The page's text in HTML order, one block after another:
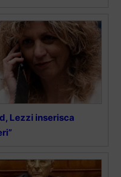
Lezzi inserisca